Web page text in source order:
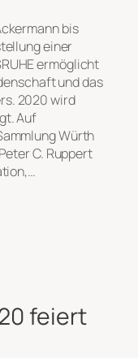
bis
einer
ermöglicht
und das
2020 wird
Auf
Würth
C. Ruppert
feiert